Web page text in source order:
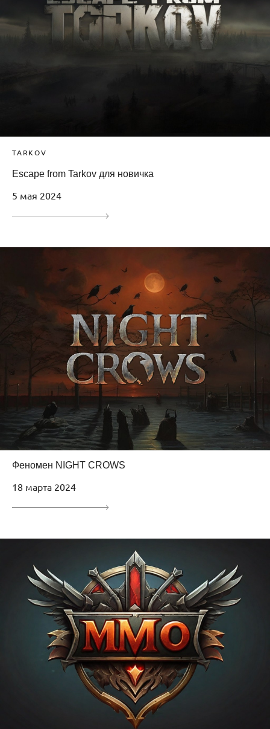
TARKOV
Escape from Tarkov для новичка
5 мая 2024
Феномен NIGHT CROWS
18 марта 2024